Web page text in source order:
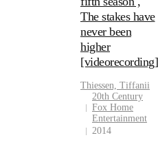
The stakes have
never been
higher
[videorecording]
Thiessen, Tiffanii
20th Century
Fox Home
Entertainment
2014